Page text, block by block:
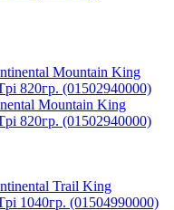
Mountain King
820гр. (01502940000)